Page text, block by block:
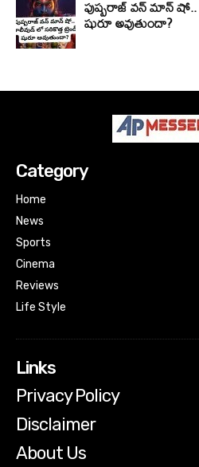
Category
Home
News
Sports
Cinema
Reviews
Life Style
Links
Privacy Policy
Disclaimer
About Us